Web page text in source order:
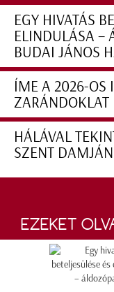
EGY HIVATÁS
ELINDULÁSA –
BUDAI JÁNOS
ÍME A 2026-OS
ZARÁNDOKLAT
HÁLÁVAL
SZENT
EZEKET